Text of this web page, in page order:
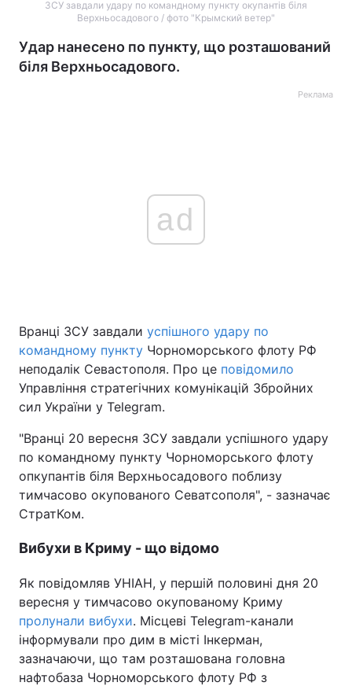
ЗСУ завдали удару по командному пункту окупантів біля
Верхньосадового / фото "Крымский ветер"
Удар нанесено по пункту, що розташований
біля Верхньосадового.
Реклама
ad
Вранці ЗСУ завдали успішного удару по
командному пункту Чорноморського флоту РФ
неподалік Севастополя. Про це повідомило
Управління стратегічних комунікацій Збройних
сил України у Telegram.
"Вранці 20 вересня ЗСУ завдали успішного удару
по командному пункту Чорноморського флоту
опкупантів біля Верхньосадового поблизу
тимчасово окупованого Севатсополя", - зазначає
СтратКом.
Вибухи в Криму - що відомо
Як повідомляв УНІАН, у першій половині дня 20
вересня у тимчасово окупованому Криму
пролунали вибухи. Місцеві Telegram-канали
інформували про дим в місті Інкерман,
зазначаючи, що там розташована головна
нафтобаза Чорноморського флоту РФ з